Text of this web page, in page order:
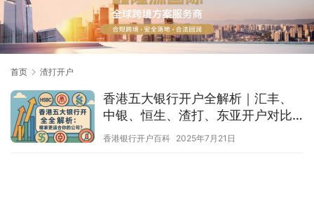
首页 渣打开户
香港五大银行开户全解析｜汇丰、
中银、恒生、渣打、东亚开户对比
指南
香港银行开户百科 2025年7月21日